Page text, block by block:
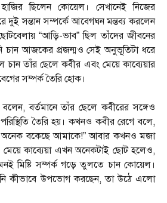
হাজির ছিলেন কোয়েল। সেখানেই নিজের
দুই সন্তান সম্পর্কে আবেগঘন মন্তব্য করলেন
“আড়ি-ভাব” ছিল তাঁদের জীবনের
চান আজকের প্রজন্মও সেই অনুভূতিটা ধরে
চান তাঁর ছেলে কবীর এবং মেয়ে কাব্যেয়ার
সম্পর্ক তৈরি হোক।
বর্তমানে তাঁর ছেলে কবীরের সঙ্গেও
তৈরি হয়। কখনও কবীর রেগে বলে,
অনেক বকেছে আমাকে!” আবার কখনও মজা
মেয়ে কাব্যেয়া এখন অনেকটাই ছোট হলেও,
মিষ্টি সম্পর্ক গড়ে তুলতে চান কোয়েল।
কীভাবে উপভোগ করছেন, তা উঠে এলো